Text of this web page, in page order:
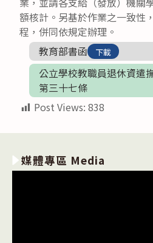
額核計。另基於作業之一致性
程，併同依規定辦理。
教育部書函
下載
公立學校教職員退休資遣
第三十七條
Post Views: 838
媒體專區 Media